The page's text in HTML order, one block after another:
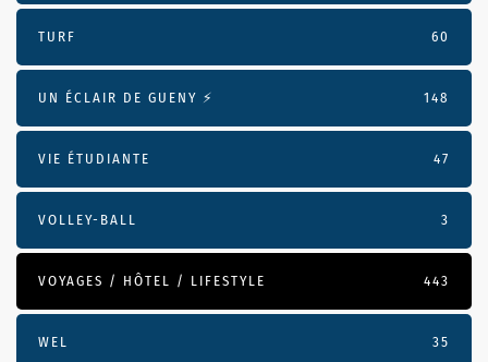
TURF 60
UN ÉCLAIR DE GUENY ⚡️ 148
VIE ÉTUDIANTE 47
VOLLEY-BALL 3
VOYAGES / HÔTEL / LIFESTYLE 443
WEL 35